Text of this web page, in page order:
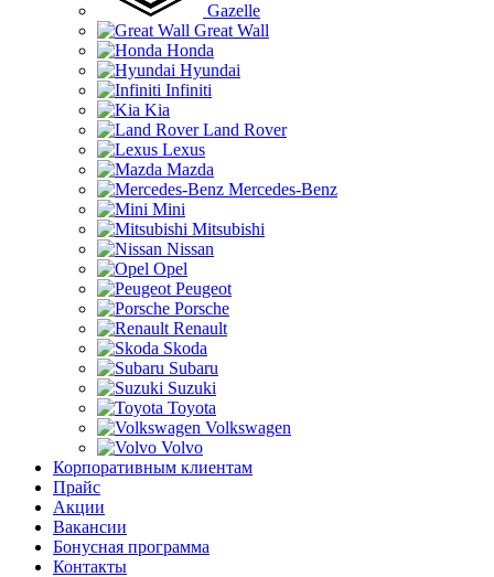
Gazelle
Great Wall
Honda
Hyundai
Infiniti
Kia
Land Rover
Lexus
Mazda
Mercedes-Benz
Mini
Mitsubishi
Nissan
Opel
Peugeot
Porsche
Renault
Skoda
Subaru
Suzuki
Toyota
Volkswagen
Volvo
Корпоративным клиентам
Прайс
Акции
Вакансии
Бонусная программа
Контакты